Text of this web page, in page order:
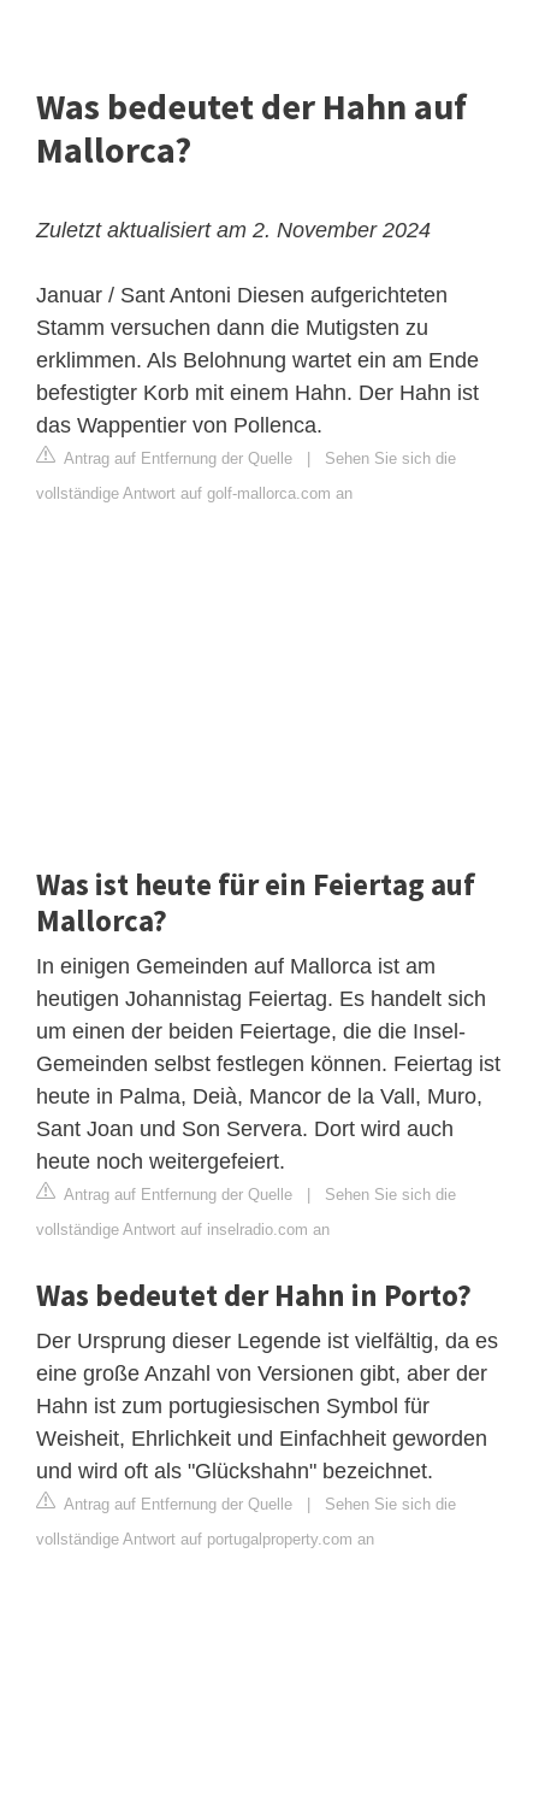
Was bedeutet der Hahn auf
Mallorca?
Zuletzt aktualisiert am 2. November 2024
Januar / Sant Antoni Diesen aufgerichteten
Stamm versuchen dann die Mutigsten zu
erklimmen. Als Belohnung wartet ein am Ende
befestigter Korb mit einem Hahn. Der Hahn ist
das Wappentier von Pollenca.
Antrag auf Entfernung der Quelle
Sehen Sie sich die
vollständige Antwort auf golf-mallorca.com an
Was ist heute für ein Feiertag auf
Mallorca?
In einigen Gemeinden auf Mallorca ist am
heutigen Johannistag Feiertag. Es handelt sich
um einen der beiden Feiertage, die die Insel-
Gemeinden selbst festlegen können. Feiertag ist
heute in Palma, Deià, Mancor de la Vall, Muro,
Sant Joan und Son Servera. Dort wird auch
heute noch weitergefeiert.
Antrag auf Entfernung der Quelle
Sehen Sie sich die
vollständige Antwort auf inselradio.com an
Was bedeutet der Hahn in Porto?
Der Ursprung dieser Legende ist vielfältig, da es
eine große Anzahl von Versionen gibt, aber der
Hahn ist zum portugiesischen Symbol für
Weisheit, Ehrlichkeit und Einfachheit geworden
und wird oft als "Glückshahn" bezeichnet.
Antrag auf Entfernung der Quelle
Sehen Sie sich die
vollständige Antwort auf portugalproperty.com an